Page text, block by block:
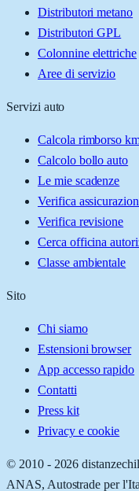
Distributori metano
Distributori GPL
Colonnine elettriche
Aree di servizio
Servizi auto
Calcola rimborso
Calcolo bollo auto
Le mie scadenze
Verifica
Verifica revisione
Cerca officina
Classe ambientale
Sito
Chi siamo
Estensioni browser
App accesso rapido
Contatti
Press kit
Privacy e cookie
© 2010 - 2026
ANAS, Autostrade per